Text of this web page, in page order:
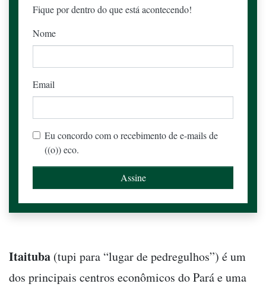
Fique por dentro do que está acontecendo!
Nome
Email
Eu concordo com o recebimento de e-mails de
((o)) eco.
Itaituba (tupi para “lugar de pedregulhos”) é um
dos principais centros econômicos do Pará e uma